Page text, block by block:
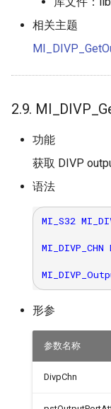
相关主题
2.9.
功能
获取 DIVP
语法
MI_S32
形参
参数名称
DivpChn